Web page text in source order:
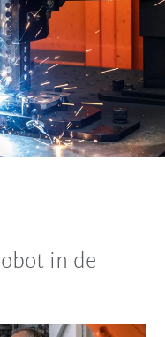
in de